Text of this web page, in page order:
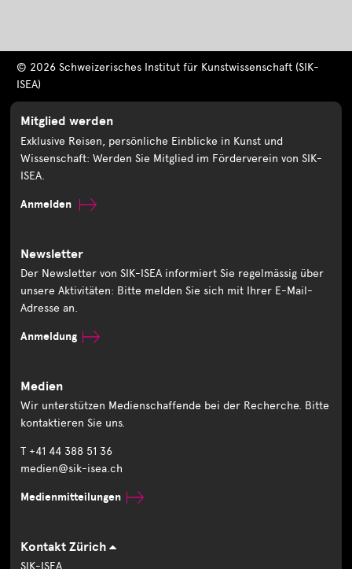
© 2026 Schweizerisches Institut für Kunstwissenschaft (SIK-
ISEA)
Mitglied werden
Exklusive Reisen, persönliche Einblicke in Kunst und
Wissenschaft: Werden Sie Mitglied im Förderverein von SIK-
ISEA.
Anmelden
Newsletter
Der Newsletter von SIK-ISEA informiert Sie regelmässig über
unsere Aktivitäten: Bitte melden Sie sich mit Ihrer E-Mail-
Adresse an.
Anmeldung
Medien
Wir unterstützen Medienschaffende bei der Recherche. Bitte
kontaktieren Sie uns.
T +41 44 388 51 36
medien@sik-isea.ch
Medienmitteilungen
Kontakt Zürich